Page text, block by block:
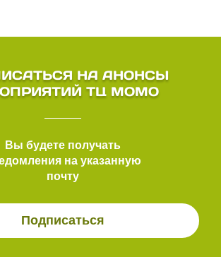
НА АНОНСЫ
ТЦ МОМО
Вы будете получать
на указанную
почту
Подписаться